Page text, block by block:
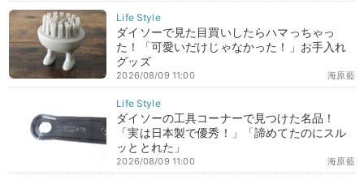
ダイソーで見た目買いしたらハマっちゃっ
た！「可愛いだけじゃなかった！」お手入れ
グッズ
海原藍
2026/08/09 11:00
ダイソーの工具コーナーで見つけた名品！
「実は日本製で優秀！」「諦めてたのにスル
ッととれた」
海原藍
2026/08/09 11:00